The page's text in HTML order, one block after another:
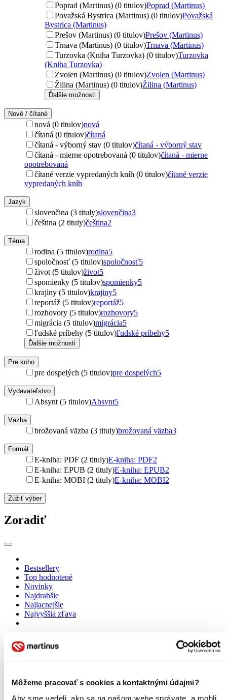
Môžeme pracovať s cookies a kontaktnými údajmi?
Aby sme vedeli, ako sa na našom webe správate, a mohli
Poprad (Martinus) (0 titulov)Poprad (Martinus)
Považská Bystrica (Martinus) (0 titulov)Považská
Bystrica (Martinus)
Prešov (Martinus) (0 titulov)Prešov (Martinus)
Trnava (Martinus) (0 titulov)Trnava (Martinus)
Turzovka (Kniha Turzovka) (0 titulov)Turzovka
(Kniha Turzovka)
Zvolen (Martinus) (0 titulov)Zvolen (Martinus)
Žilina (Martinus) (0 titulov)Žilina (Martinus)
Ďalšie možnosti
Nové / čítané
nová (0 titulov)nová
čítaná (0 titulov)čítaná
čítaná - výborný stav (0 titulov)čítaná - výborný stav
čítaná - mierne opotrebovaná (0 titulov)čítaná - mierne
opotrebovaná
čítané verzie vypredaných kníh (0 titulov)čítané verzie
vypredaných kníh
Jazyk
slovenčina (3 tituly)slovenčina3
čeština (2 tituly)čeština2
Téma
rodina (5 titulov)rodina5
spoločnosť (5 titulov)spoločnosť5
život (5 titulov)život5
spomienky (5 titulov)spomienky5
krajiny (5 titulov)krajiny5
reportáž (5 titulov)reportáž5
rozhovory (5 titulov)rozhovory5
migrácia (5 titulov)migrácia5
ľudské príbehy (5 titulov)ľudské príbehy5
Ďalšie možnosti
Pre koho
pre dospelých (5 titulov)pre dospelých5
Vydavateľstvo
Absynt (5 titulov)Absynt5
Väzba
brožovaná väzba (3 tituly)brožovaná väzba3
Formát
E-kniha: PDF (2 tituly)E-kniha: PDF2
E-kniha: EPUB (2 tituly)E-kniha: EPUB2
E-kniha: MOBI (2 tituly)E-kniha: MOBI2
Zúžiť výber
Zoradiť
Bestsellery
Top hodnotené
Novinky
Najdrahšie
Najlacnejšie
Najvyššia zľava